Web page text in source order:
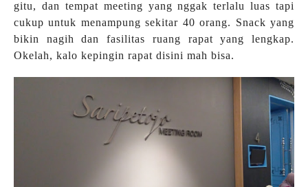
gitu, dan tempat meeting yang nggak terlalu luas tapi
cukup untuk menampung sekitar 40 orang. Snack yang
bikin nagih dan fasilitas ruang rapat yang lengkap.
Okelah, kalo kepingin rapat disini mah bisa.